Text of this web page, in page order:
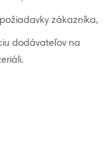
zákazníka,
dodávateľov na